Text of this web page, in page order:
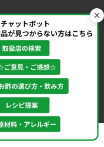
バシーポリシー
イトマップ ｜